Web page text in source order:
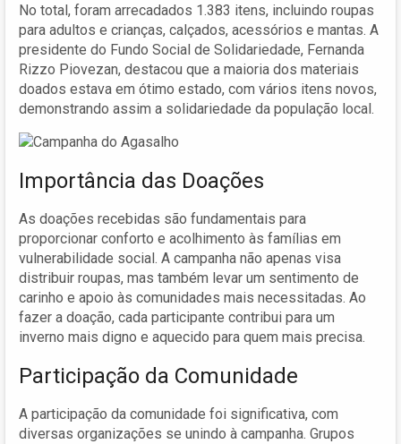
No total, foram arrecadados 1.383 itens, incluindo roupas
para adultos e crianças, calçados, acessórios e mantas. A
presidente do Fundo Social de Solidariedade, Fernanda
Rizzo Piovezan, destacou que a maioria dos materiais
doados estava em ótimo estado, com vários itens novos,
demonstrando assim a solidariedade da população local.
Importância das Doações
As doações recebidas são fundamentais para
proporcionar conforto e acolhimento às famílias em
vulnerabilidade social. A campanha não apenas visa
distribuir roupas, mas também levar um sentimento de
carinho e apoio às comunidades mais necessitadas. Ao
fazer a doação, cada participante contribui para um
inverno mais digno e aquecido para quem mais precisa.
Participação da Comunidade
A participação da comunidade foi significativa, com
diversas organizações se unindo à campanha. Grupos